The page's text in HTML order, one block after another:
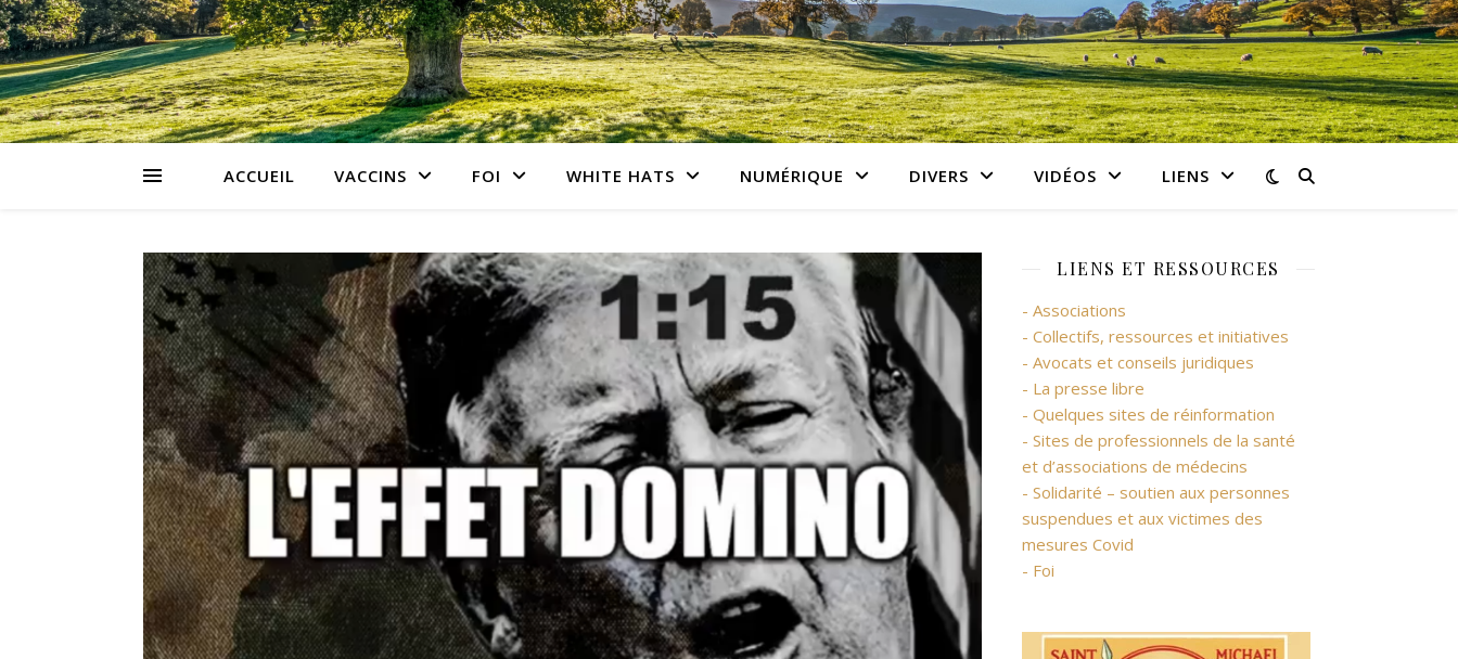
ACCUEIL VACCINS FOI WHITE HATS NUMÉRIQUE DIVERS VIDÉOS LIENS
LIENS ET RESSOURCES
- Associations
- Collectifs, ressources et initiatives
- Avocats et conseils juridiques
- La presse libre
- Quelques sites de réinformation
- Sites de professionnels de la santé
et d’associations de médecins
- Solidarité – soutien aux personnes
suspendues et aux victimes des
mesures Covid
- Foi